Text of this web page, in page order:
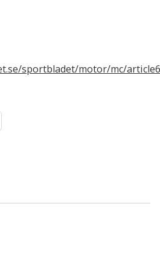
sportbladet/motor/mc/